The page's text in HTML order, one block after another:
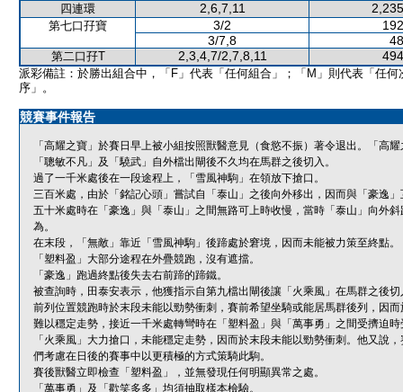
四連環 2,6,7,11
第七口孖寶 3/2
3/7,8
第二口孖T 2,3,4,7/2,7,8,11
派彩備註：於勝出組合中，「F」代表「任何組合」；「M」則代表「任何
序」。
競賽事件報告
「高耀之寶」於賽日早上被小組按照獸醫意見（食慾不振）著令退出。「高
「聰敏不凡」及「驍武」自外檔出閘後不久均在馬群之後切入。
過了一千米處後在一段途程上，「雪風神駒」在領放下搶口。
三百米處，由於「銘記心頭」嘗試自「泰山」之後向外移出，因而與「豪逸
五十米處時在「豪逸」與「泰山」之間無路可上時收慢，當時「泰山」向外
為。
在末段，「無敵」靠近「雪風神駒」後蹄處於窘境，因而未能被力策至終點。
「塑料盈」大部分途程在外疊競跑，沒有遮擋。
「豪逸」跑過終點後失去右前蹄的蹄鐵。
被查詢時，田泰安表示，他獲指示自第九檔出閘後讓「火乘風」在馬群之後
前列位置競跑時於末段未能以勁勢衝刺，賽前希望坐騎或能居馬群後列，因
難以穩定走勢，接近一千米處轉彎時在「塑料盈」與「萬事勇」之間受擠迫
「火乘風」大力搶口，未能穩定走勢，因而於末段未能以勁勢衝刺。他又說
們考慮在日後的賽事中以更積極的方式策騎此駒。
賽後獸醫立即檢查「塑料盈」，並無發現任何明顯異常之處。
「萬事勇」及「歡笑多多」均須抽取樣本檢驗。